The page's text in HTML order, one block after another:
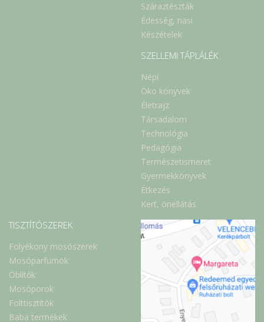
Száraztészták
Édesség, nasi
Készételek
SZELLEMI TÁPLÁLÉK
Népi
Öko könyvek
Életrajz
Társadalom
Technológia
Pedagógia
Természetismeret
Gyermekkönyvek
Étkezés
Kert, önellátás
TISZTÍTÓSZEREK
Folyékony mosószerek
Mosóparfümök
Öblítők
Mosóporok
Folttisztítók
Baba termékek